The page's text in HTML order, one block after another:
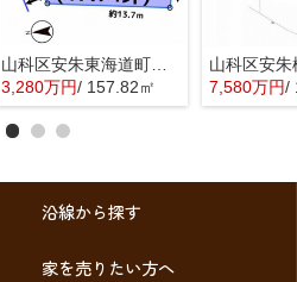
山科区安朱東海道町 売地
3,280万円/ 157.82㎡ 7,580万円/
沿線から探す
家を売りたい方へ